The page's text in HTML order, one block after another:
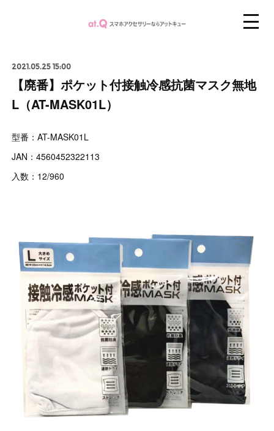
2021.05.25 15:00
【廃番】ポケット付接触冷感抗菌マスク無地
L（AT-MASK01L）
型番：AT-MASK01L
JAN：4560452322113
入数：12/960